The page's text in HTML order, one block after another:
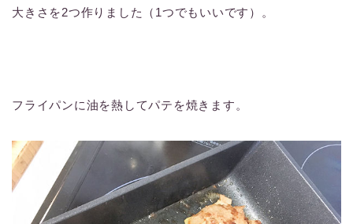
大きさを2つ作りました（1つでもいいです）。
フライパンに油を熱してパテを焼きます。